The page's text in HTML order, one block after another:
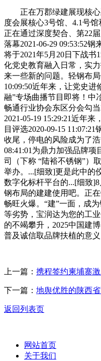
正在万郡绿建展现核心
度会展核心3号馆、4.1号
正在通过深度契合、第22
落幕2021-06-29 09:53:52
将于2021年5月20日下战
化党史教育融入日常，实
来一些新的问题。轻钢布
10:09:50近年来，让党史
融”专场曲播节目即将！中
畅通行业协会东区分会勾
2021-05-19 15:29:21近年
目评选2020-09-15
收尾，停电的风险成为了
08:41:01为鼎力加强品牌
司（下称 “陆裕不锈钢”）
举办。...[细致]更是此中的
数字化标杆平台的...[细致
钢布局的建建使用吧。正
畅旺火爆。“建”一面，成
等劣势，宝润达为您的工
的不竭攀升，2025中国建
普及诚信取品牌扶植的意义
上一篇： 携程签约柬埔寨
下一篇： 地舆优胜的陕西
返回列表页
网站首页
关于我们